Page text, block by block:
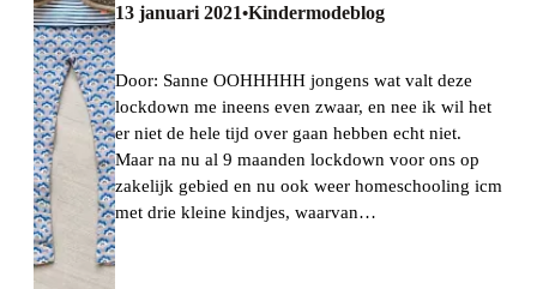
13 januari 2021•Kindermodeblog
Door: Sanne OOHHHHH jongens wat valt deze
lockdown me ineens even zwaar, en nee ik wil het
er niet de hele tijd over gaan hebben echt niet.
Maar na nu al 9 maanden lockdown voor ons op
zakelijk gebied en nu ook weer homeschooling icm
met drie kleine kindjes, waarvan…